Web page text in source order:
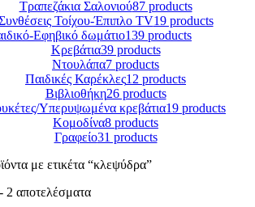
Τραπεζάκια Σαλονιού87 products
Τοίχου-Έπιπλο TV19 products
Εφηβικό δωμάτιο139 products
Κρεβάτια39 products
Ντουλάπα7 products
Παιδικές Καρέκλες12 products
Βιβλιοθήκη26 products
Υπερυψωμένα κρεβάτια19 products
Κομοδίνα8 products
Γραφείο31 products
με ετικέτα “κλεψύδρα”
2 αποτελέσματα